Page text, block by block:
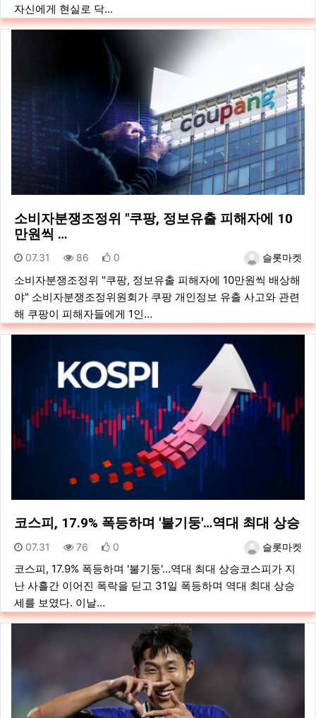
자신에게 현실로 닥…
소비자분쟁조정위 "쿠팡, 정보유출 피해자에 10
만원씩 …
등록자슬롯마켓
등록일
07.31 조회
86 추천
0
소비자분쟁조정위 "쿠팡, 정보유출 피해자에 10만원씩 배상해
야" 소비자분쟁조정위원회가 쿠팡 개인정보 유출 사고와 관련
해 쿠팡이 피해자들에게 1인…
코스피, 17.9% 폭등하며 '불기둥'…역대 최대 상승
등록자슬롯마켓
등록일
07.31 조회
76 추천
0
코스피, 17.9% 폭등하며 '불기둥'…역대 최대 상승코스피가 지
난 사흘간 이어진 폭락을 딛고 31일 폭등하며 역대 최대 상승
세를 보였다. 이날…